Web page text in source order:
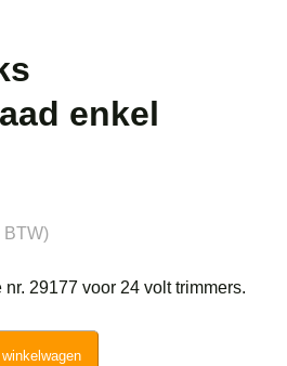
enkel
BTW)
29177 voor 24 volt trimmers.